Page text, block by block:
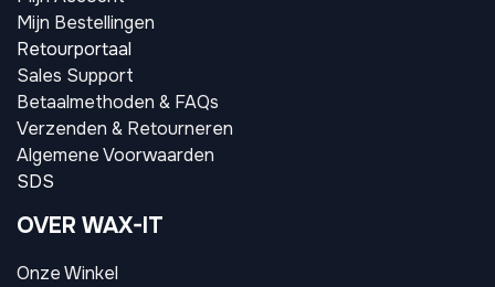
Mijn Bestellingen
Retourportaal
Sales Support
Betaalmethoden & FAQs
Verzenden & Retourneren
Algemene Voorwaarden
SDS
OVER WAX-IT
Onze Winkel